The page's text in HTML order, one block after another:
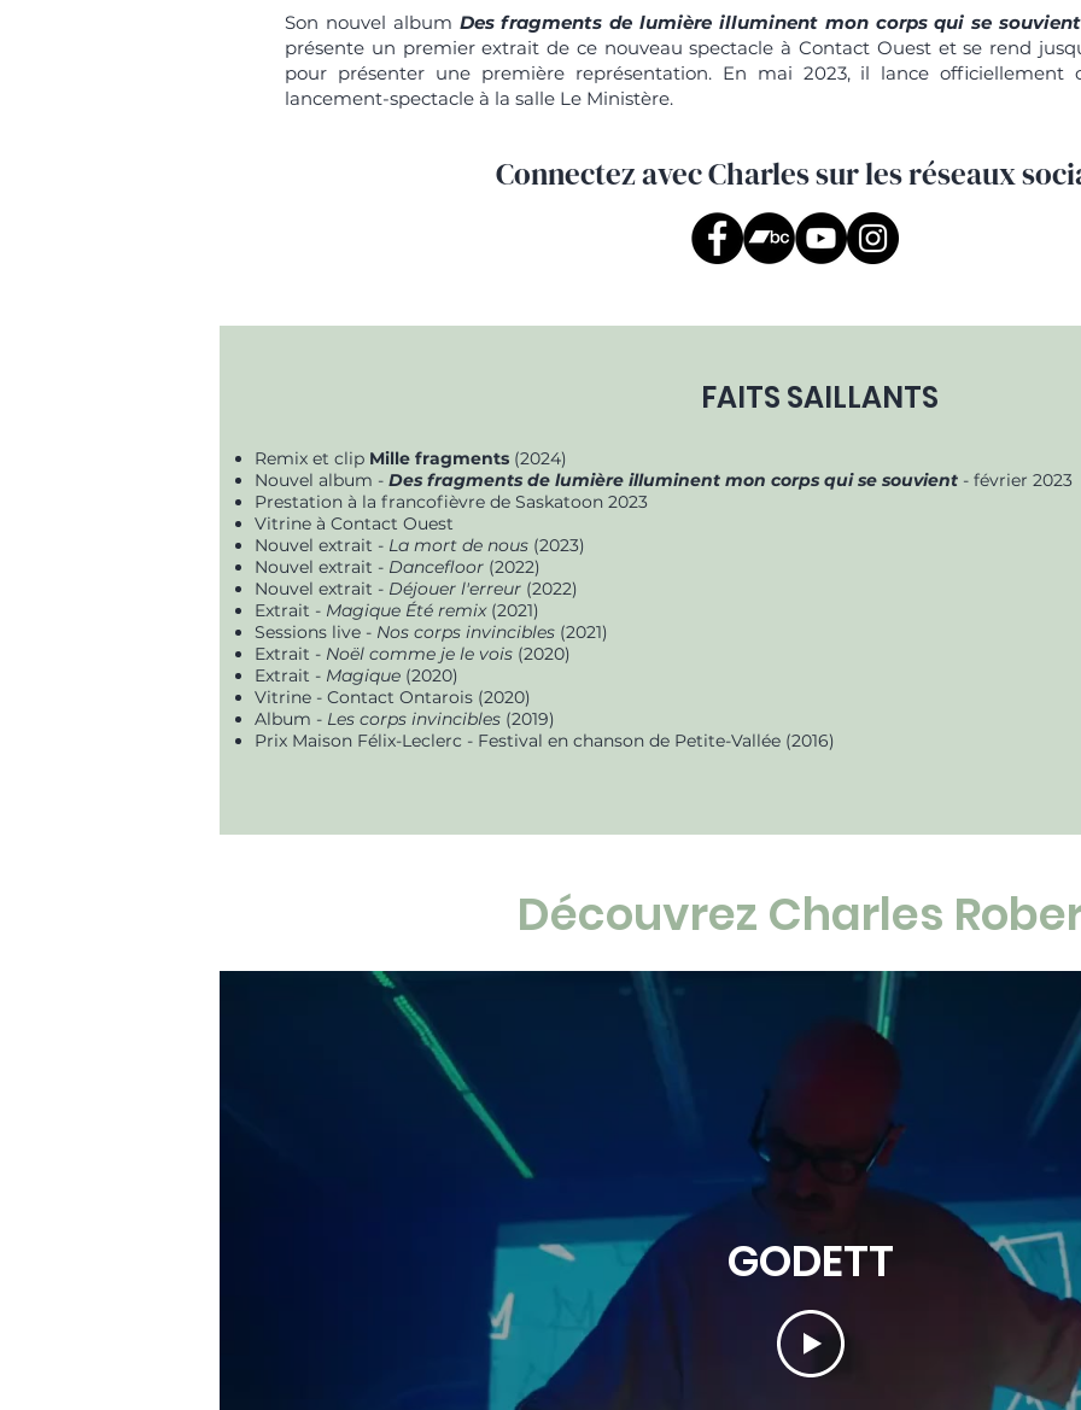
Son nouvel album Des fragments de lumière illuminent mon corps qui se souvient
présente un premier extrait de ce nouveau spectacle à Contact Ouest et se rend
pour présenter une première représentation. En mai 2023, il lance officiellement
lancement-spectacle à la salle Le Ministère.
Connectez avec Charles sur les réseaux
FAITS SAILLANTS
Remix et clip Mille fragments (2024)
Nouvel album - Des fragments de lumière illuminent mon corps qui se souvient - février 2023
Prestation à la francofièvre de Saskatoon 2023
Vitrine à Contact Ouest
Nouvel extrait - La mort de nous (2023)
Nouvel extrait - Dancefloor (2022)
Nouvel extrait - Déjouer l'erreur (2022)
Extrait - Magique Été remix (2021)
Sessions live - Nos corps invincibles (2021)
Extrait - Noël comme je le vois (2020)
Extrait - Magique (2020)
Vitrine - Contact Ontarois (2020)
Album - Les corps invincibles (2019)
Prix Maison Félix-Leclerc - Festival en chanson de Petite-Vallée (2016)
Découvrez Charles
GODETT